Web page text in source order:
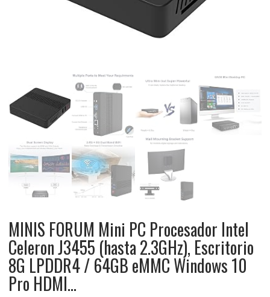
MINIS FORUM Mini PC Procesador Intel
Celeron J3455 (hasta 2.3GHz), Escritorio
8G LPDDR4 / 64GB eMMC Windows 10
Pro HDMI…